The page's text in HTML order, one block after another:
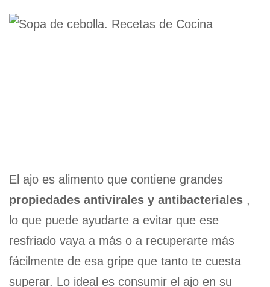
El ajo es alimento que contiene grandes
propiedades antivirales y antibacteriales ,
lo que puede ayudarte a evitar que ese
resfriado vaya a más o a recuperarte más
fácilmente de esa gripe que tanto te cuesta
superar. Lo ideal es consumir el ajo en su